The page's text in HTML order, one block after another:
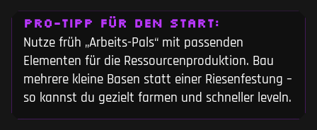
PRO-TIPP FÜR DEN START:
Nutze früh „Arbeits-Pals“ mit passenden
Elementen für die Ressourcenproduktion. Bau
mehrere kleine Basen statt einer Riesenfestung –
so kannst du gezielt farmen und schneller leveln.